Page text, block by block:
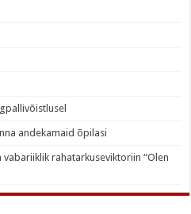
andekamaid õpilasi
rahatarkuseviktoriin “Olen